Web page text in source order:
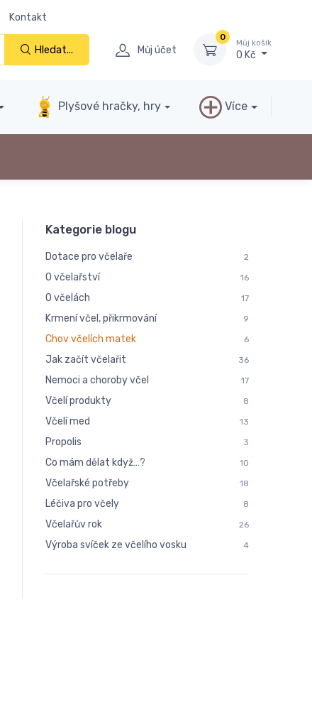
Kontakt
Hledat... Můj účet
0
Můj košík
0 Kč
Plyšové hračky, hry Více
Kategorie blogu
Dotace pro včelaře 2
O včelařství 16
O včelách 17
Krmení včel, přikrmování 9
Chov včelích matek 6
Jak začít včelařit 36
Nemoci a choroby včel 17
Včelí produkty 8
Včelí med 13
Propolis 3
Co mám dělat když…? 10
Včelařské potřeby 18
Léčiva pro včely 8
Včelařův rok 26
Výroba svíček ze včelího vosku 4